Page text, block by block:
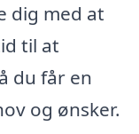
dig med at
til at
du får en
og ønsker.